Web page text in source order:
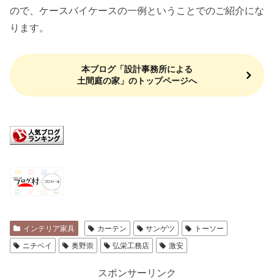
ので、ケースバイケースの一例ということでのご紹介にな
ります。
本ブログ「設計事務所による
土間庭の家」のトップページへ
インテリア家具 カーテン サンゲツ
トーソー
ニチベイ
奥野崇 弘栄工務店 激安
スポンサーリンク